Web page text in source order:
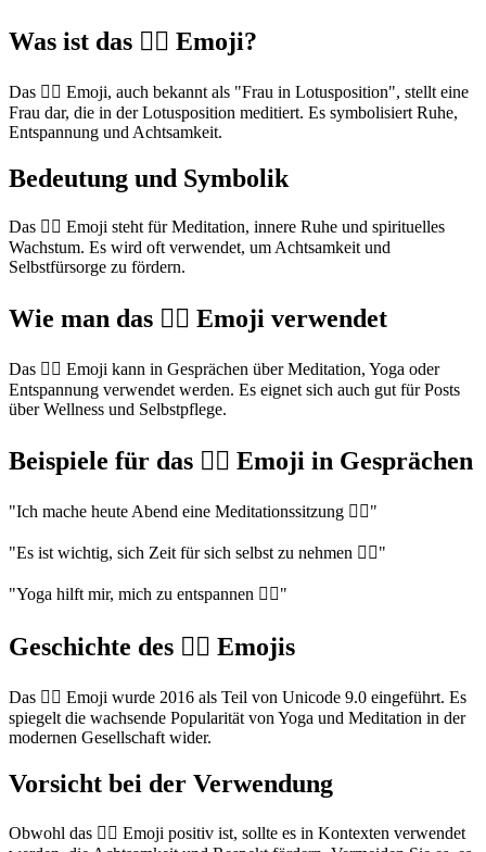
Was ist das 🧘‍♀️ Emoji?
Das 🧘‍♀️ Emoji, auch bekannt als "Frau in Lotusposition", stellt eine
Frau dar, die in der Lotusposition meditiert. Es symbolisiert Ruhe,
Entspannung und Achtsamkeit.
Bedeutung und Symbolik
Das 🧘‍♀️ Emoji steht für Meditation, innere Ruhe und spirituelles
Wachstum. Es wird oft verwendet, um Achtsamkeit und
Selbstfürsorge zu fördern.
Wie man das 🧘‍♀️ Emoji verwendet
Das 🧘‍♀️ Emoji kann in Gesprächen über Meditation, Yoga oder
Entspannung verwendet werden. Es eignet sich auch gut für Posts
über Wellness und Selbstpflege.
Beispiele für das 🧘‍♀️ Emoji in Gesprächen
"Ich mache heute Abend eine Meditationssitzung 🧘‍♀️"
"Es ist wichtig, sich Zeit für sich selbst zu nehmen 🧘‍♀️"
"Yoga hilft mir, mich zu entspannen 🧘‍♀️"
Geschichte des 🧘‍♀️ Emojis
Das 🧘‍♀️ Emoji wurde 2016 als Teil von Unicode 9.0 eingeführt. Es
spiegelt die wachsende Popularität von Yoga und Meditation in der
modernen Gesellschaft wider.
Vorsicht bei der Verwendung
Obwohl das 🧘‍♀️ Emoji positiv ist, sollte es in Kontexten verwendet